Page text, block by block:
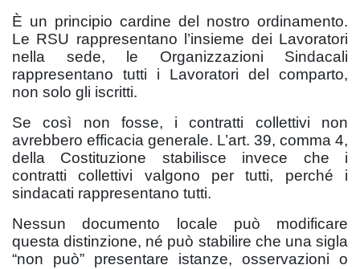
È un principio cardine del nostro ordinamento.
Le RSU rappresentano l’insieme dei Lavoratori
nella sede, le Organizzazioni Sindacali
rappresentano tutti i Lavoratori del comparto,
non solo gli iscritti.
Se così non fosse, i contratti collettivi non
avrebbero efficacia generale. L’art. 39, comma 4,
della Costituzione stabilisce invece che i
contratti collettivi valgono per tutti, perché i
sindacati rappresentano tutti.
Nessun documento locale può modificare
questa distinzione, né può stabilire che una sigla
“non può” presentare istanze, osservazioni o